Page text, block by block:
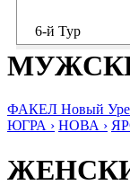
6-й Тур
ФАКЕЛ Новый
ЮГРА › НОВА ›